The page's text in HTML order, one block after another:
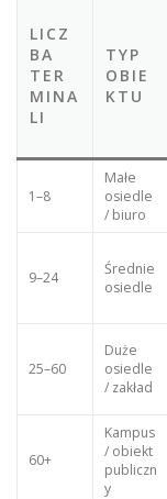
LICZ
BA
TER
MINA
LI
TYP
OBIE
KTU
1–8
Małe
osiedle
/ biuro
9–24
Średnie
osiedle
25–60
Duże
osiedle
/ zakład
60+
Kampus
/ obiekt
publiczn
y